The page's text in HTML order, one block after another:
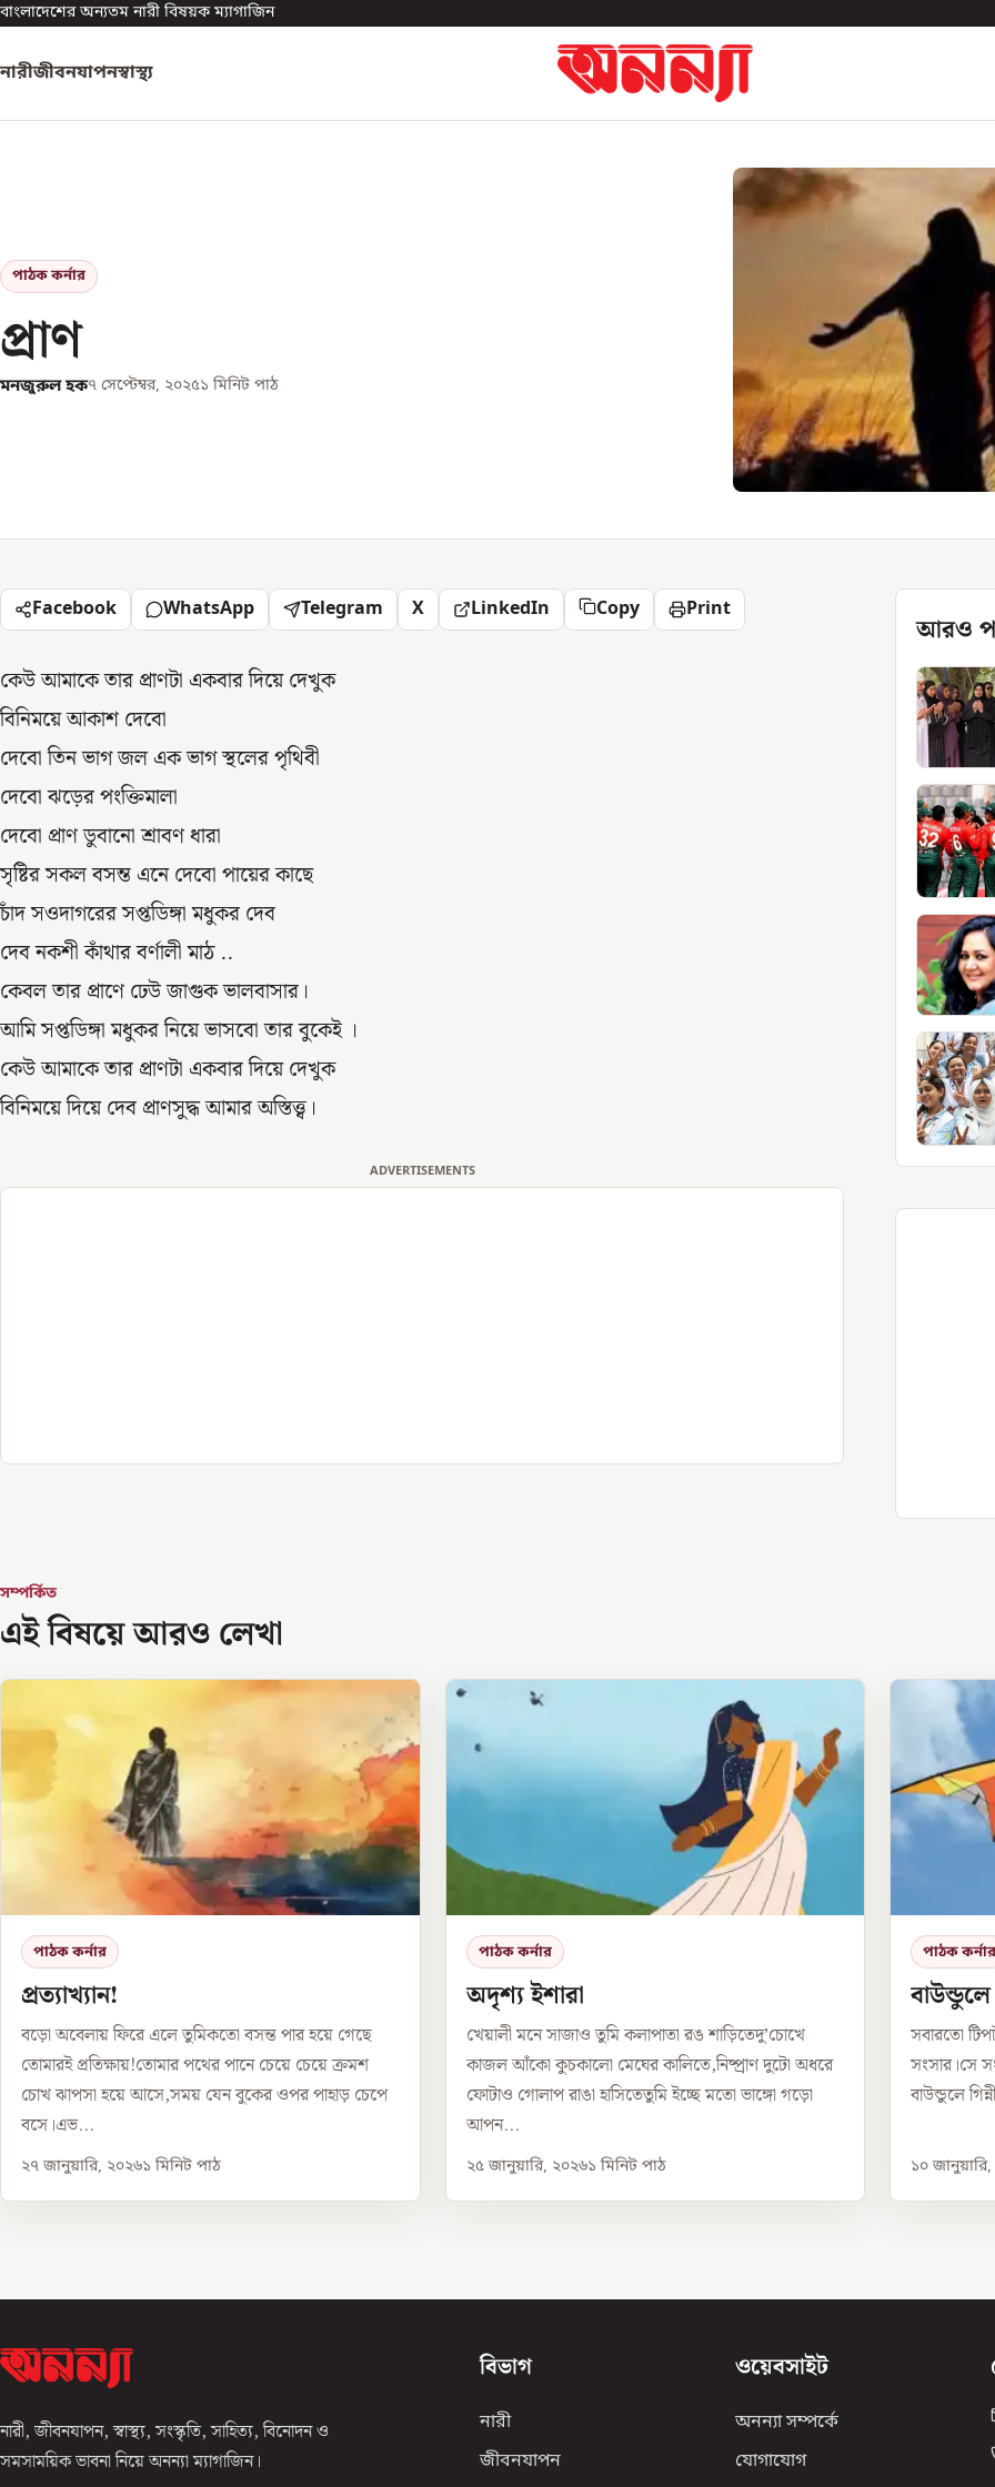
বাংলাদেশের অন্যতম নারী বিষয়ক ম্যাগাজিন
নারীজীবনযাপনস্বাস্থ্য
পাঠক কর্নার
প্রাণ
মনজুরুল হক৭ সেপ্টেম্বর, ২০২৫১ মিনিট পাঠ
Facebook WhatsApp Telegram X LinkedIn Copy Print
কেউ আমাকে তার প্রাণটা একবার দিয়ে দেখুক
বিনিময়ে আকাশ দেবো
দেবো তিন ভাগ জল এক ভাগ স্থলের পৃথিবী
দেবো ঝড়ের পংক্তিমালা
দেবো প্রাণ ডুবানো শ্রাবণ ধারা
সৃষ্টির সকল বসন্ত এনে দেবো পায়ের কাছে
চাঁদ সওদাগরের সপ্তডিঙ্গা মধুকর দেব
দেব নকশী কাঁথার বর্ণালী মাঠ ..
কেবল তার প্রাণে ঢেউ জাগুক ভালবাসার।
আমি সপ্তডিঙ্গা মধুকর নিয়ে ভাসবো তার বুকেই ।
কেউ আমাকে তার প্রাণটা একবার দিয়ে দেখুক
বিনিময়ে দিয়ে দেব প্রাণসুদ্ধ আমার অস্তিত্ত্ব।
ADVERTISEMENTS
আরও
সম্পর্কিত
এই বিষয়ে আরও লেখা
পাঠক কর্নার
প্রত্যাখ্যান!
বড়ো অবেলায় ফিরে এলে তুমিকতো বসন্ত পার হয়ে গেছে
তোমারই প্রতিক্ষায়!তোমার পথের পানে চেয়ে চেয়ে ক্রমশ
চোখ ঝাপসা হয়ে আসে,সময় যেন বুকের ওপর পাহাড় চেপে
বসে।এভ...
২৭ জানুয়ারি, ২০২৬১ মিনিট পাঠ
পাঠক কর্নার
অদৃশ্য ইশারা
খেয়ালী মনে সাজাও তুমি কলাপাতা রঙ শাড়িতেদু’চোখে
কাজল আঁকো কুচকালো মেঘের কালিতে,নিষ্প্রাণ দুটো অধরে
ফোটাও গোলাপ রাঙা হাসিতেতুমি ইচ্ছে মতো ভাঙ্গো গড়ো
আপন...
২৫ জানুয়ারি, ২০২৬১ মিনিট পাঠ
পাঠক
সবারতো
সংসার।সে
বাউন্ডুলে
১০
নারী, জীবনযাপন, স্বাস্থ্য, সংস্কৃতি, সাহিত্য, বিনোদন ও
সমসাময়িক ভাবনা নিয়ে অনন্যা ম্যাগাজিন।
বিভাগ
নারী
জীবনযাপন
ওয়েবসাইট
অনন্যা সম্পর্কে
যোগাযোগ